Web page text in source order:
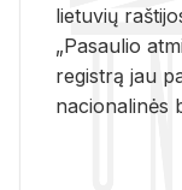
lietuvių
„Pasaulio
registrą jau
nacionalinės